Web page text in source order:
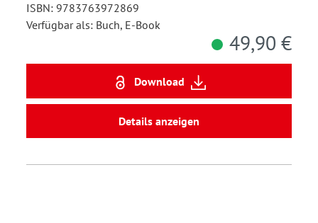
ISBN: 9783763972869
Verfügbar als: Buch, E-Book
49,90 €
Download
Details anzeigen